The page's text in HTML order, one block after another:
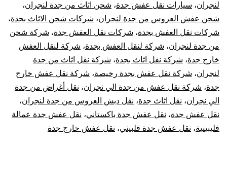
لنجران، سيارات نقل عفش جدة، شحن اثاث من جدة لنجران،
شحن عفش العروس من جدة لنجران، شركات شحن الاثاث بجدة،
شركات نقل العفش بجدة، شركات نقل العفش جدة، شركة شحن
من جدة لنجران، شركة لنقل العفش بجدة، شركة لنقل العفش
خارج جدة، شركة نقل اثاث بجدة، شركة نقل اثاث من جدة
لنجران، شركة نقل عفش بجدة رخيصة، شركة نقل عفش خارج
جدة، شركة نقل عفش من جدة الي نجران، نقل أغراض من جدة
الي نجران، نقل اثاث جدة، نقل دبش العروس من جدة لنجران،
نقل عفش جدة، نقل عفش جدة باكستاني، نقل عفش جدة عمالة
فليبينية، نقل عفش جدة فلبيني، نقل عفش خارج جدة